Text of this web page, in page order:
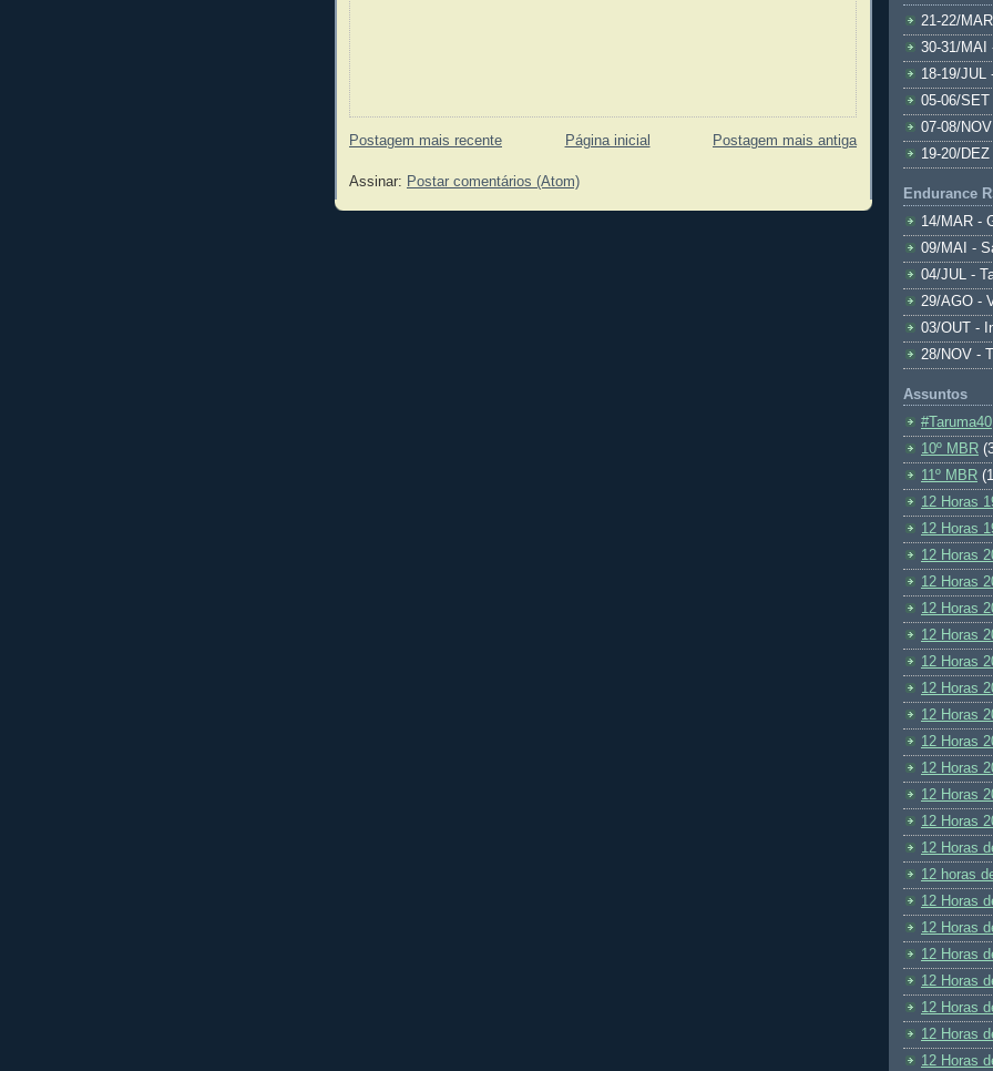
Postagem mais recente Postagem mais antiga
Página inicial
Assinar: Postar comentários (Atom)
21-22/
30-31/MAI
18-19/JUL
05-06/
07-08/
19-20/
Endurance
14/MAR -
09/MAI -
04/JUL -
29/AGO -
03/OUT -
28/NOV -
Assuntos
#Taruma40
10º MBR
11º MBR
12 Horas
12 Horas
12 Horas
12 Horas
12 Horas
12 Horas
12 Horas
12 Horas
12 Horas
12 Horas
12 Horas
12 Horas
12 Horas
12 Horas
12 horas
12 Horas
12 Horas
12 Horas
12 Horas
12 Horas
12 Horas
12 Horas